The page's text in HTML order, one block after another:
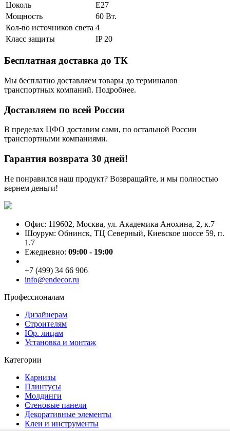
Цоколь
E27
Мощность
60 Вт.
Кол-во источников света 4
Класс защиты
IP 20
Бесплатная доставка до ТК
Мы бесплатно доставляем товары до терминалов
транспортных компаний. Подробнее.
Доставляем по всей России
В пределах ЦФО доставим сами, по остальной России
транспортными компаниями.
Гарантия возврата 30 дней!
Не понравился наш продукт? Возвращайте, и мы полностью
вернем деньги!
Офис: 119602, Москва, ул. Академика Анохина, 2, к.7
Шоурум: Обнинск, ТЦ Северный, Киевское шоссе 59, п.
1.7
Ежедневно: 09:00 - 19:00
+7 (499) 34 66 906
info@endecor.ru
Профессионалам
Дизайнерам
Строителям
Юр. лицам
Установка и монтаж
Категории
Карнизы
Плинтусы
Молдинги
Стеновые панели
Декоративные элементы
Клеи и инструменты